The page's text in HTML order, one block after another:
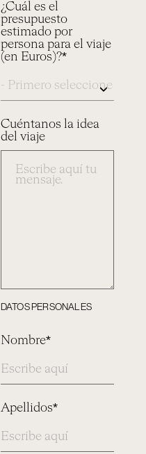
¿Cuál es el
presupuesto
estimado por
persona para el viaje
(en Euros)?*
Cuéntanos la idea
del viaje
DATOS PERSONALES
Nombre*
Apellidos*